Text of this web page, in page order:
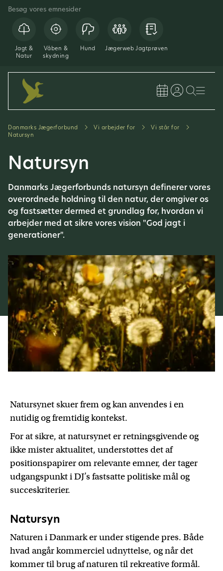
Besøg vores emnesider
Jagt &
Natur
Våben &
skydning
Hund Jægerweb Jagtprøven
Danmarks Jægerforbund Vi arbejder for
Vi står for
Natursyn
Natursyn
Danmarks Jægerforbunds natursyn definerer vores
overordnede holdning til den natur, der omgiver os
og fastsætter dermed et grundlag for, hvordan vi
arbejder med at sikre vores vision "God jagt i
generationer".
Natursynet skuer frem og kan anvendes i en
nutidig og fremtidig kontekst.
For at sikre, at natursynet er retningsgivende og
ikke mister aktualitet, understøttes det af
positionspapirer om relevante emner, der tager
udgangspunkt i DJ’s fastsatte politiske mål og
succeskriterier.
Natursyn
Naturen i Danmark er under stigende pres. Både
hvad angår kommerciel udnyttelse, og når det
kommer til brug af naturen til rekreative formål.